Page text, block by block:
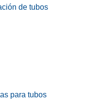
de tubos
para tubos